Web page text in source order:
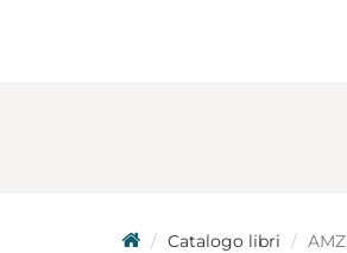
Catalogo libri AMZ